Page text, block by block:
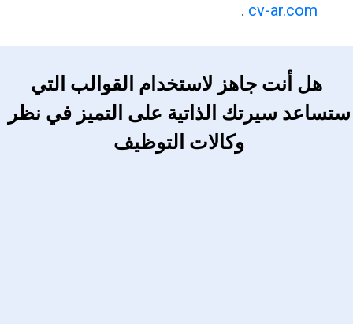
cv-ar.com
.
هل أنت جاهز لاستخدام القوالب التي
ستساعد سيرتك الذاتية على التميز في نظر
وكالات التوظيف